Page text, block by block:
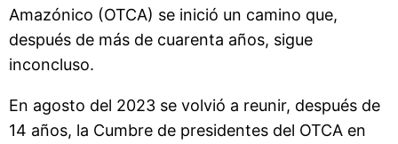
Amazónico (OTCA) se inició un camino que,
después de más de cuarenta años, sigue
inconcluso.
En agosto del 2023 se volvió a reunir, después de
14 años, la Cumbre de presidentes del OTCA en